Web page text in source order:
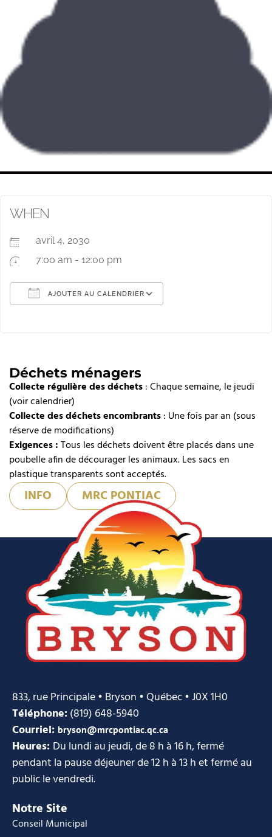
Déchets ménagers
Collecte régulière des déchets: Chaque semaine, le jeudi
(voir calendrier)
Collecte des déchets encombrants: Une fois par an (sous
réserve de modifications)
Exigences :Tous les déchets doivent être placés dans une
poubelle afin de décourager les animaux. Les sacs en
plastique transparents sont acceptés.
INFO MRC PONTIAC
WHEN
avril 4, 2030
7:00 am - 12:00 pm
AJOUTER AU CALENDRIER
iCalendar
Office 365
Outlook Live
833, rue Principale • Bryson • Québec • J0X 1H0
Téléphone:(819) 648-5940
Courriel: bryson@mrcpontiac.qc.ca
Heures: Du lundi au jeudi, de 8 h à 16 h, fermé
pendant la pause déjeuner de 12 h à 13 h et fermé au
public le vendredi.
Notre Site
Conseil Municipal